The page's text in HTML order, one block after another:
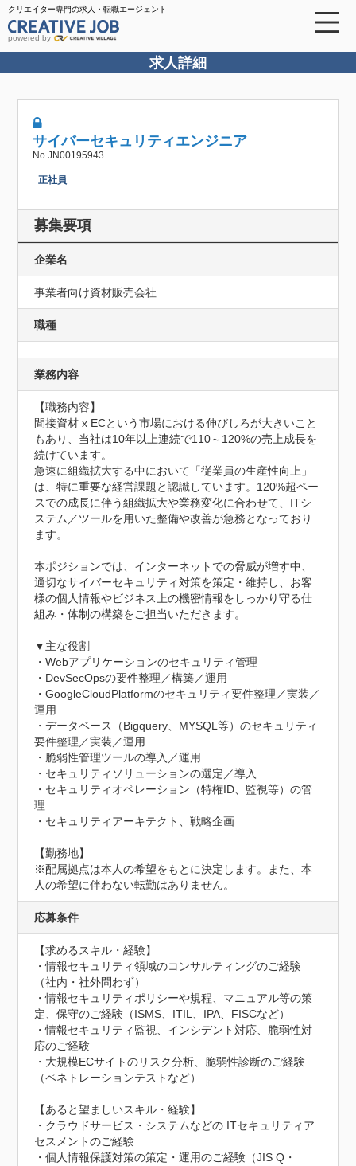
クリエイター専門の求人・転職エージェント
powered by
求人詳細
サイバーセキュリティエンジニア
No.JN00195943
正社員
募集要項
企業名
事業者向け資材販売会社
職種
業務内容
【職務内容】
間接資材 x ECという市場における伸びしろが大きいこと
もあり、当社は10年以上連続で110～120%の売上成長を
続けています。
急速に組織拡大する中において「従業員の生産性向上」
は、特に重要な経営課題と認識しています。120%超ペー
スでの成長に伴う組織拡大や業務変化に合わせて、ITシ
ステム／ツールを用いた整備や改善が急務となっており
ます。
本ポジションでは、インターネットでの脅威が増す中、
適切なサイバーセキュリティ対策を策定・維持し、お客
様の個人情報やビジネス上の機密情報をしっかり守る仕
組み・体制の構築をご担当いただきます。
▼主な役割
・Webアプリケーションのセキュリティ管理
・DevSecOpsの要件整理／構築／運用
・GoogleCloudPlatformのセキュリティ要件整理／実装／
運用
・データベース（Bigquery、MYSQL等）のセキュリティ
要件整理／実装／運用
・脆弱性管理ツールの導入／運用
・セキュリティソリューションの選定／導入
・セキュリティオペレーション（特権ID、監視等）の管
理
・セキュリティアーキテクト、戦略企画
【勤務地】
※配属拠点は本人の希望をもとに決定します。また、本
人の希望に伴わない転勤はありません。
応募条件
【求めるスキル・経験】
・情報セキュリティ領域のコンサルティングのご経験
（社内・社外問わず）
・情報セキュリティポリシーや規程、マニュアル等の策
定、保守のご経験（ISMS、ITIL、IPA、FISCなど）
・情報セキュリティ監視、インシデント対応、脆弱性対
応のご経験
・大規模ECサイトのリスク分析、脆弱性診断のご経験
（ペネトレーションテストなど）
【あると望ましいスキル・経験】
・クラウドサービス・システムなどの ITセキュリティア
セスメントのご経験
・個人情報保護対策の策定・運用のご経験（JIS Q・